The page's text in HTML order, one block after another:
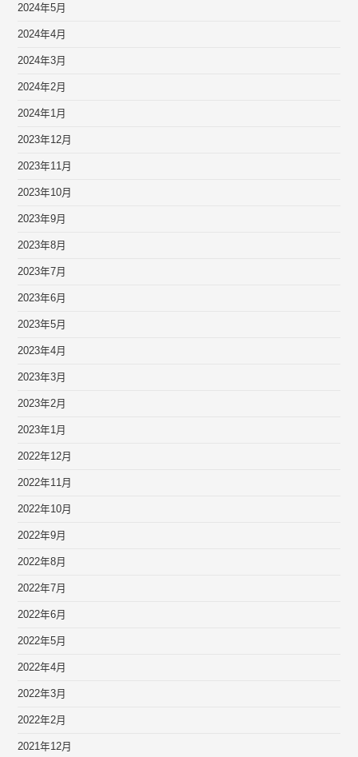
2024年5月
2024年4月
2024年3月
2024年2月
2024年1月
2023年12月
2023年11月
2023年10月
2023年9月
2023年8月
2023年7月
2023年6月
2023年5月
2023年4月
2023年3月
2023年2月
2023年1月
2022年12月
2022年11月
2022年10月
2022年9月
2022年8月
2022年7月
2022年6月
2022年5月
2022年4月
2022年3月
2022年2月
2021年12月